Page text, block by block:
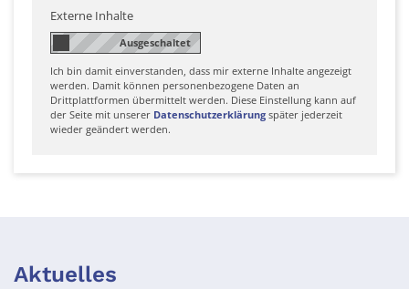
Externe Inhalte
Ich bin damit einverstanden, dass mir externe Inhalte angezeigt
werden. Damit können personenbezogene Daten an
Drittplattformen übermittelt werden. Diese Einstellung kann auf
der Seite mit unserer Datenschutzerklärung später jederzeit
wieder geändert werden.
Aktuelles